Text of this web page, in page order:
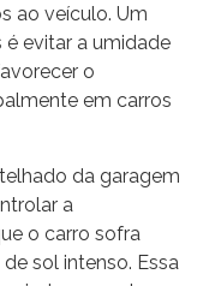
ao veículo. Um
evitar a umidade
o
em carros
da garagem
a
o carro sofra
sol intenso. Essa